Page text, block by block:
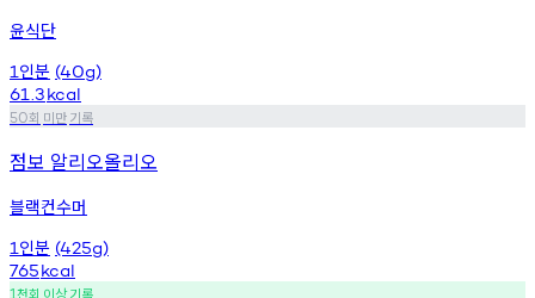
윤식단
1 인분 (40g)
61.3kcal
50회 미만기록
점보 알리오올리오
블랙컨수머
1 인분 (425g)
765kcal
1천회 이상기록